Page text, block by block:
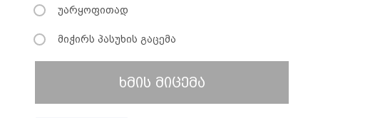
უარყოფითად
მიჭირს პასუხის გაცემა
ხმის მიცემა